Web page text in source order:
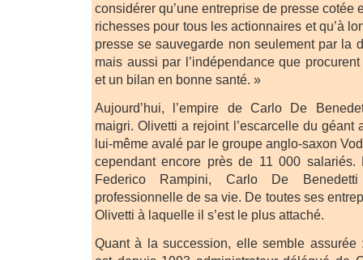
considérer qu’une entreprise de presse cotée
richesses pour tous les actionnaires et qu’à
presse se sauvegarde non seulement par la
mais aussi par l’indépendance que
et un bilan en bonne santé. »
Aujourd’hui, l’empire de Carlo De
maigri. Olivetti a rejoint l’escarcelle du géant
lui-même avalé par le groupe anglo-saxon
cependant encore près de 11 000 salariés.
Federico Rampini, Carlo De
professionnelle de sa vie. De toutes ses
Olivetti à laquelle il s’est le plus attaché.
Quant à la succession, elle semble assurée